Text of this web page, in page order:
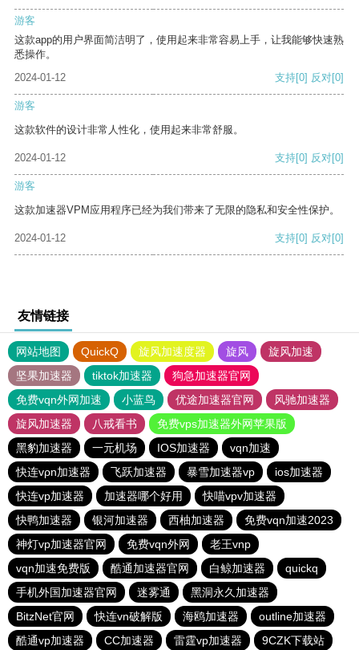
游客
这款app的用户界面简洁明了，使用起来非常容易上手，让我能够快速熟
悉操作。
2024-01-12
支持[0] 反对[0]
游客
这款软件的设计非常人性化，使用起来非常舒服。
2024-01-12 支持[0] 反对[0]
游客
这款加速器VPM应用程序已经为我们带来了无限的隐私和安全性保护。
2024-01-12 支持[0] 反对[0]
友情链接
网站地图 QuickQ 旋风加速度器 旋风
旋风加速
坚果加速器
tiktok加速器
狗急加速器官网
免费vqn外网加速
小蓝鸟 优途加速器官网
风驰加速器
旋风加速器
八戒看书
免费vps加速器外网苹果版
黑豹加速器
一元机场 IOS加速器
vqn加速
快连vρn加速器
飞跃加速器 暴雪加速器vp
ios加速器
快连vp加速器
加速器哪个好用
快喵vpv加速器
快鸭加速器
银河加速器 西柚加速器
免费vqn加速2023
神灯vp加速器官网
免费vqn外网
老王vnp
vqn加速免费版
酷通加速器官网 白鲸加速器
quickq
手机外国加速器官网
迷雾通
黑洞永久加速器
BitzNet官网
快连vn破解版 海鸥加速器
outline加速器
酷通vp加速器
CC加速器 雷霆vp加速器 9CZK下载站